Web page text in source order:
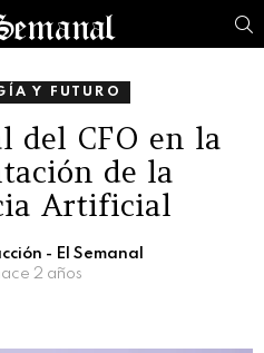
Y FUTURO
del CFO en la
de la
Artificial
- El Semanal
2 años